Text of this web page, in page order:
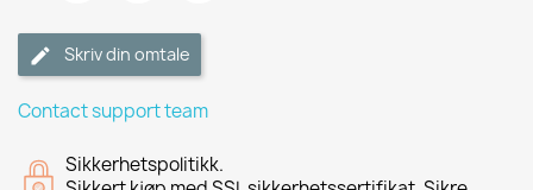
Skriv din omtale
Contact support team
Sikkerhetspolitikk.